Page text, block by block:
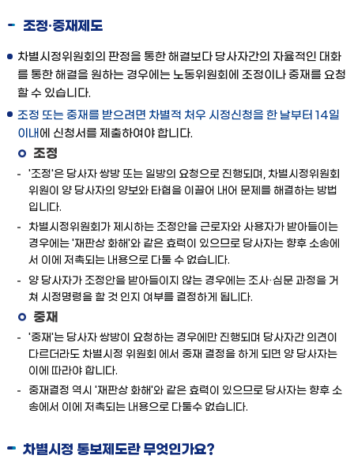
조정·중재제도
차별시정위원회의 판정을 통한 해결보다 당사자간의 자율적인 대화
를 통한 해결을 원하는 경우에는 노동위원회에 조정이나 중재를 요청
할 수 있습니다.
조정 또는 중재를 받으려면 차별적 처우 시정신청을 한 날부터 14일
이내 에 신청서를 제출하여야 합니다.
조정
'조정'은 당사자 쌍방 또는 일방의 요청으로 진행되며, 차별시정위원회
위원이 양 당사자의 양보와 타협을 이끌어 내어 문제를 해결하는 방법
입니다.
차별시정위원회가 제시하는 조정안을 근로자와 사용자가 받아들이는
경우에는 '재판상 화해'와 같은 효력이 있으므로 당사자는 향후 소송에
서 이에 저촉되는 내용으로 다툴 수 없습니다.
양 당사자가 조정안을 받아들이지 않는 경우에는 조사·심문 과정을 거
쳐 시정명령을 할 것 인지 여부를 결정하게 됩니다.
중재
'중재'는 당사자 쌍방이 요청하는 경우에만 진행되며 당사자간 의견이
다르더라도 차별시정 위원회 에서 중재 결정을 하게 되면 양 당사자는
이에 따라야 합니다.
중재결정 역시 '재판상 화해'와 같은 효력이 있으므로 당사자는 향후 소
송에서 이에 저촉되는 내용으로 다툴수 없습니다.
차별시정 통보제도란 무엇인가요?